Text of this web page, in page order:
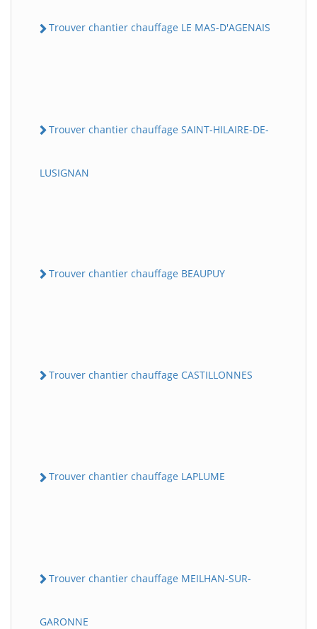
Trouver chantier chauffage LE MAS-D'AGENAIS
Trouver chantier chauffage SAINT-HILAIRE-DE-
LUSIGNAN
Trouver chantier chauffage BEAUPUY
Trouver chantier chauffage CASTILLONNES
Trouver chantier chauffage LAPLUME
Trouver chantier chauffage MEILHAN-SUR-
GARONNE